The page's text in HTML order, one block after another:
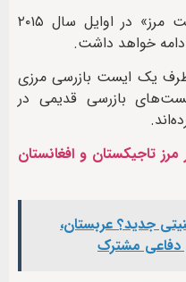
بربنیاد این گزارش، پروژه «مدیریت مرز» در اوایل سال ۲۰۱۵
یک ایست بازرسی مرزی
بازرسی قدیمی در
مرز تاجیکستان و افغانستان
جدید؟ عربستان،
دفاعی مشترک